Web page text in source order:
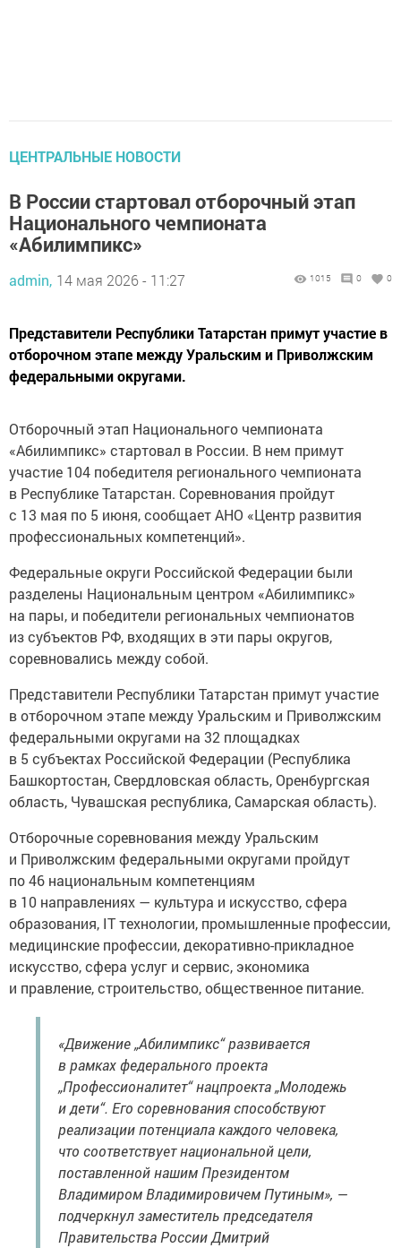
ЦЕНТРАЛЬНЫЕ НОВОСТИ
В России стартовал отборочный этап
Национального чемпионата
«Абилимпикс»
admin, 14 мая 2026 - 11:27 1015 0 0
Представители Республики Татарстан примут участие в
отборочном этапе между Уральским и Приволжским
федеральными округами.
Отборочный этап Национального чемпионата
«Абилимпикс» стартовал в России. В нем примут
участие 104 победителя регионального чемпионата
в Республике Татарстан. Соревнования пройдут
с 13 мая по 5 июня, сообщает АНО «Центр развития
профессиональных компетенций».
Федеральные округи Российской Федерации были
разделены Национальным центром «Абилимпикс»
на пары, и победители региональных чемпионатов
из субъектов РФ, входящих в эти пары округов,
соревновались между собой.
Представители Республики Татарстан примут участие
в отборочном этапе между Уральским и Приволжским
федеральными округами на 32 площадках
в 5 субъектах Российской Федерации (Республика
Башкортостан, Свердловская область, Оренбургская
область, Чувашская республика, Самарская область).
Отборочные соревнования между Уральским
и Приволжским федеральными округами пройдут
по 46 национальным компетенциям
в 10 направлениях — культура и искусство, сфера
образования, IT технологии, промышленные профессии,
медицинские профессии, декоративно-прикладное
искусство, сфера услуг и сервис, экономика
и правление, строительство, общественное питание.
«Движение „Абилимпикс“ развивается
в рамках федерального проекта
„Профессионалитет“ нацпроекта „Молодежь
и дети“. Его соревнования способствуют
реализации потенциала каждого человека,
что соответствует национальной цели,
поставленной нашим Президентом
Владимиром Владимировичем Путиным», —
подчеркнул заместитель председателя
Правительства России Дмитрий